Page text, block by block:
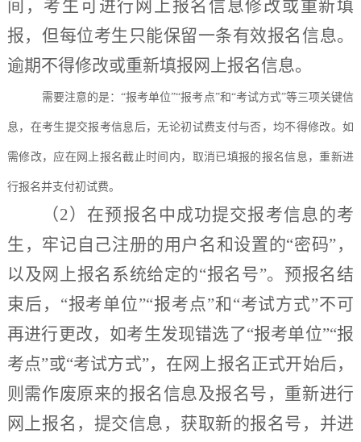
间， 考生可进行 网上报名信息修改或重新填
报，但每位考生只能保留一条有效报名信息。
逾期不得修改或重新填报网上报名信息。
需要注意的是：“报考单位”“报考点”和“考试方式”等三项关键信
息，在考生提交报考信息后，无论初试费支付与否，均不得修改。如
需修改，应在网上报名截止时间内，取消已填报的报名信息，重新进
行报名并支付初试费。
（2）在预报名中成功提交报考信息的考
生，牢记自己注册的用户名和设置的“密码”，
以及网上报名系统给定的“报名号”。预报名结
束后，“报考单位”“报考点”和“考试方式”不可
再进行更改，如考生发现错选了“报考单位”“报
考点”或“考试方式”，在网上报名正式开始后，
则需作废原来的报名信息及报名号，重新进行
网上报名，提交信息，获取新的报名号，并进